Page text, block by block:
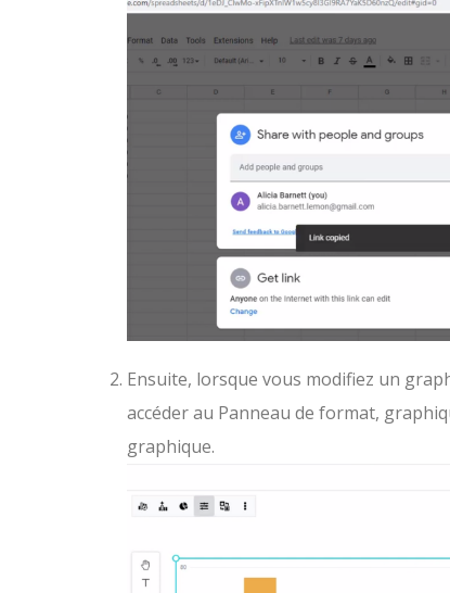
Ensuite, lorsque vous modifiez un
accéder au Panneau de format,
graphique.